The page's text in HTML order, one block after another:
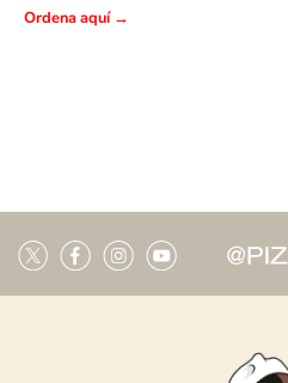
Ordena aquí →